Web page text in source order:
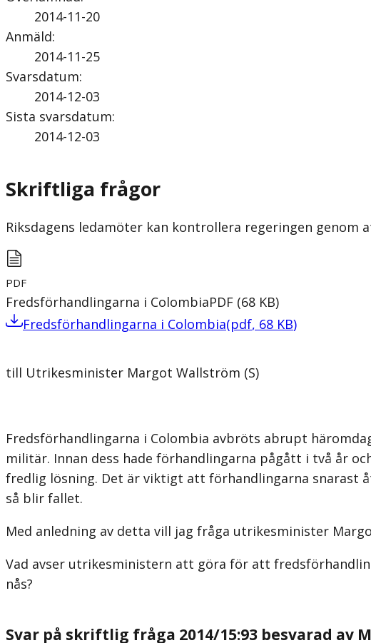
2014-11-20
Anmäld:
2014-11-25
Svarsdatum:
2014-12-03
Sista svarsdatum:
2014-12-03
Skriftliga frågor
Riksdagens ledamöter kan kontrollera regeringen
PDF
Fredsförhandlingarna i ColombiaPDF (68 KB)
Fredsförhandlingarna i Colombia(pdf, 68 KB)
till Utrikesminister Margot Wallström (S)
Fredsförhandlingarna i Colombia avbröts abrupt
militär. Innan dess hade förhandlingarna pågått i två år
fredlig lösning. Det är viktigt att förhandlingarna snarast
så blir fallet.
Med anledning av detta vill jag fråga utrikesminister
Vad avser utrikesministern att göra för att
nås?
Svar på skriftlig fråga 2014/15:93 besvarad